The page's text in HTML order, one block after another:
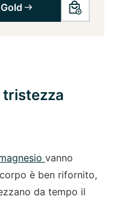
tristezza
vanno
è ben rifornito,
da tempo il